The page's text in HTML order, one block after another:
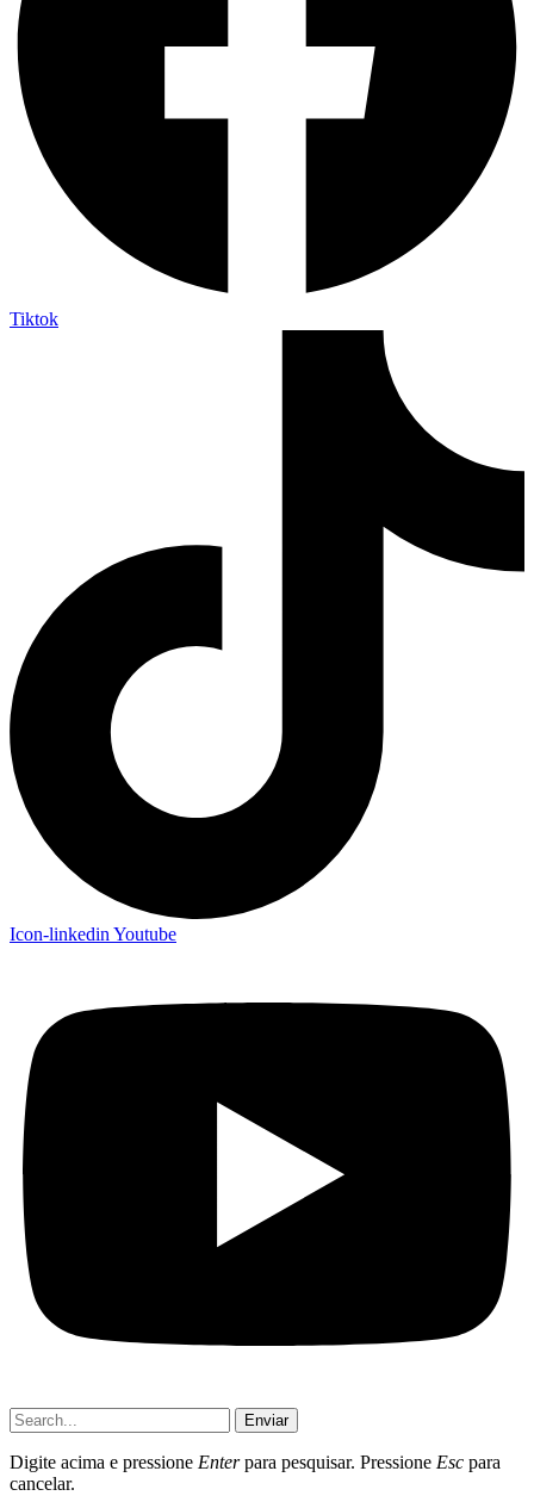
Tiktok
Icon-linkedin Youtube
Enviar
Digite acima e pressione Enterpara pesquisar. Pressione Esc para
cancelar.